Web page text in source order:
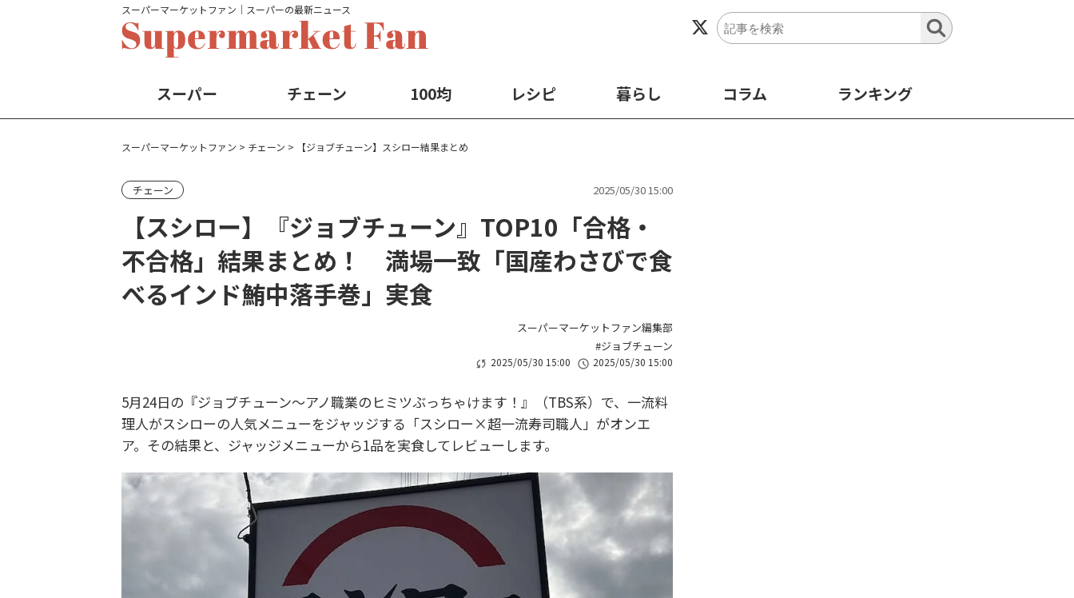
スーパーマーケットファン│スーパーの最新ニュース
スーパー チェーン 100均 レシピ 暮らし コラム ランキング
スーパーマーケットファン > チェーン > 【ジョブチューン】スシロー結果まとめ
チェーン 2025/05/30 15:00
【スシロー】『ジョブチューン』TOP10「合格・
不合格」結果まとめ！ 満場一致「国産わさびで食
べるインド鮪中落手巻」実食
スーパーマーケットファン編集部
ジョブチューン
2025/05/30 15:00 2025/05/30 15:00
5月24日の『ジョブチューン～アノ職業のヒミツぶっちゃけます！』（TBS系）で、一流料
理人がスシローの人気メニューをジャッジする「スシロー×超一流寿司職人」がオンエ
ア。その結果と、ジャッジメニューから1品を実食してレビューします。